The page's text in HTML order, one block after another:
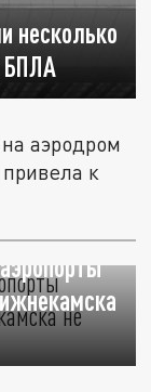
несколько
БПЛА
аэродром
к